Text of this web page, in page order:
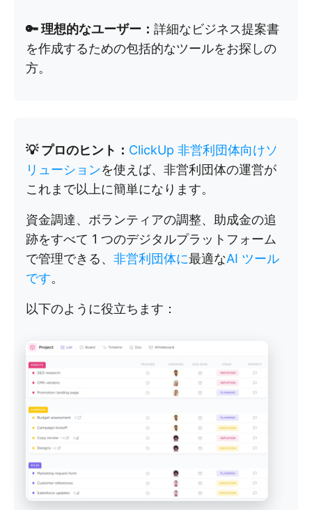
🔑 理想的なユーザー： 詳細なビジネス提案書
を作成するための包括的なツールをお探しの
方。
💡 プロのヒント： ClickUp 非営利団体向けソ
リューションを使えば、非営利団体の運営が
これまで以上に簡単になります。
資金調達、ボランティアの調整、助成金の追
跡をすべて 1 つのデジタルプラットフォーム
で管理できる、 非営利団体に最適なAI ツール
です。
以下のように役立ちます：